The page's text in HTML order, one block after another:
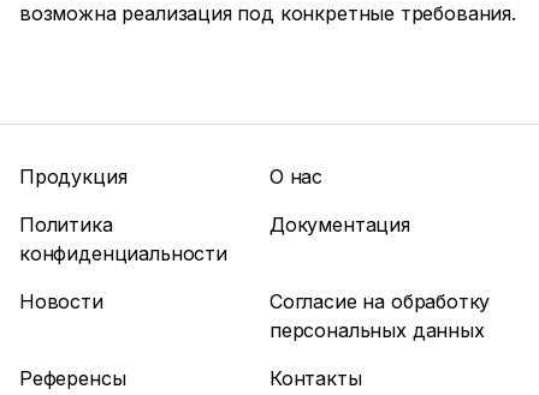
возможна реализация под конкретные требования.
Продукция
О нас
Политика
конфиденциальности
Документация
Новости
Согласие на обработку
персональных данных
Референсы
Контакты